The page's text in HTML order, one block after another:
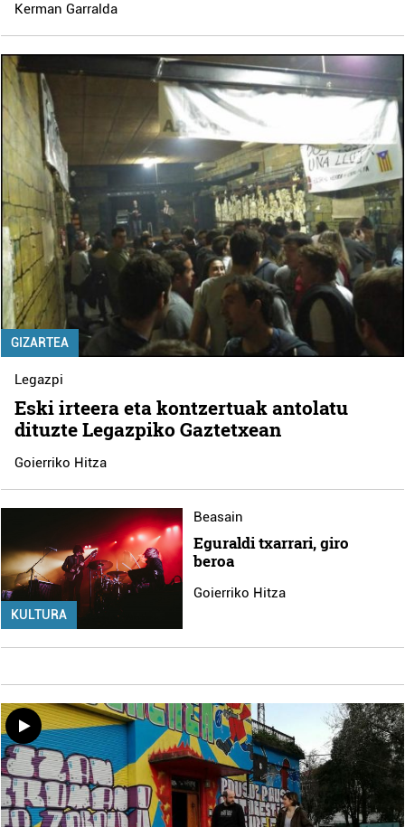
Kerman Garralda
GIZARTEA
Legazpi
Eski irteera eta kontzertuak antolatu
dituzte Legazpiko Gaztetxean
Goierriko Hitza
KULTURA
Beasain
Eguraldi txarrari, giro
beroa
Goierriko Hitza